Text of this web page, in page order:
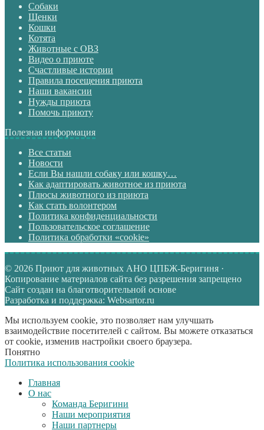
Собаки
Щенки
Кошки
Котята
Животные с ОВЗ
Видео о приюте
Счастливые истории
Правила посещения приюта
Наши вакансии
Нужды приюта
Помочь приюту
Полезная информация
Все статьи
Новости
Если Вы нашли собаку или кошку…
Как адаптировать животное из приюта
Плюсы животного из приюта
Как стать волонтером
Политика конфиденциальности
Пользовательское соглашение
Политика обработки «cookie»
© 2026 Приют для животных АНО ЦПБЖ-Беригиня ·
Копирование материалов сайта без разрешения запрещено
Сайт создан на благотворительной основе
Разработка и поддержка: Websartor.ru
Мы используем cookie, это позволяет нам улучшать
взаимодействие посетителей с сайтом. Вы можете отказаться
от cookie, изменив настройки своего браузера.
Понятно
Политика использования cookie
Главная
О нас
Команда Беригини
Наши мероприятия
Наши партнеры